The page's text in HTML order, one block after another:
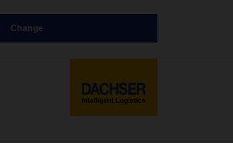
Change